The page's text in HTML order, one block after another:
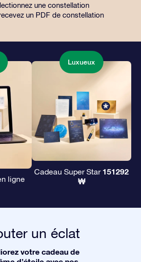
un cadeau éternel à vos amis et
à vos proches.
une constellation
un PDF de constellation
ligne
Luxueux
Cadeau Super Star 151292
₩
un éclat
votre cadeau de